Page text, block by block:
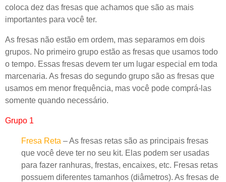
coloca dez das fresas que achamos que são as mais
importantes para você ter.
As fresas não estão em ordem, mas separamos em dois
grupos. No primeiro grupo estão as fresas que usamos todo
o tempo. Essas fresas devem ter um lugar especial em toda
marcenaria. As fresas do segundo grupo são as fresas que
usamos em menor frequência, mas você pode comprá-las
somente quando necessário.
Grupo 1
Fresa Reta – As fresas retas são as principais fresas
que você deve ter no seu kit. Elas podem ser usadas
para fazer ranhuras, frestas, encaixes, etc. Fresas retas
possuem diferentes tamanhos (diâmetros). As fresas de